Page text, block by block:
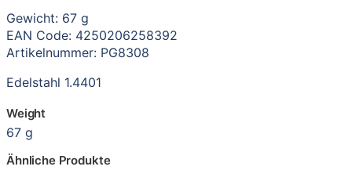
Gewicht: 67 g
EAN Code: 4250206258392
Artikelnummer: PG8308
Edelstahl 1.4401
Weight
67 g
Ähnliche Produkte